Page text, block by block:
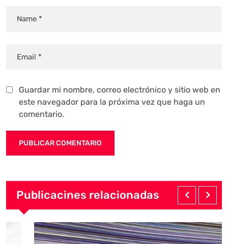
Guardar mi nombre, correo electrónico y sitio web en
este navegador para la próxima vez que haga un
comentario.
Publicacines relacionadas